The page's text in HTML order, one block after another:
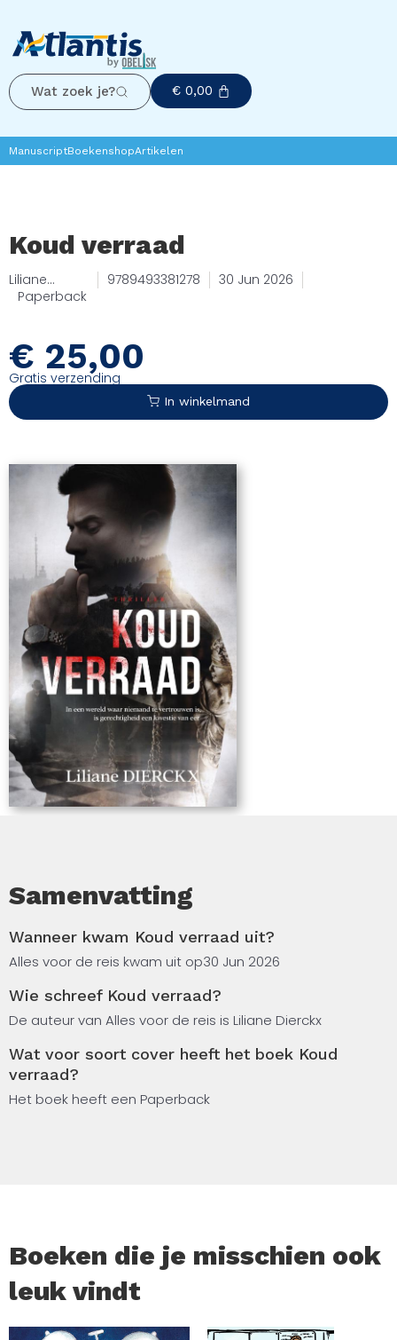
Wat zoek je? € 0,00
ManuscriptBoekenshopArtikelen
Koud verraad
Liliane
Dierckx
9789493381278
30 Jun 2026
Paperback
€ 25,00
Gratis verzending
In winkelmand
Samenvatting
Wanneer kwam Koud verraad uit?
Alles voor de reis kwam uit op30 Jun 2026
Wie schreef Koud verraad?
De auteur van Alles voor de reis is Liliane Dierckx
Wat voor soort cover heeft het boek Koud
verraad?
Het boek heeft een Paperback
Boeken die je misschien ook
leuk vindt